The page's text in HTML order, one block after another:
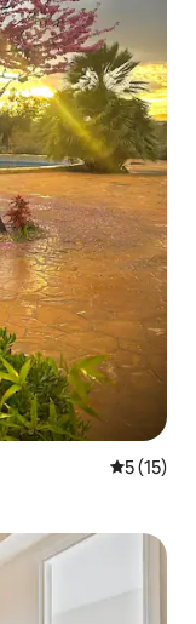
Średnia
5 (15)